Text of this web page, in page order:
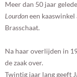
Meer dan 50 jaar
Lourdoneen
Brasschaat.
Na haar overlijden in
de zaak over.
Twintig jaar lang geeft